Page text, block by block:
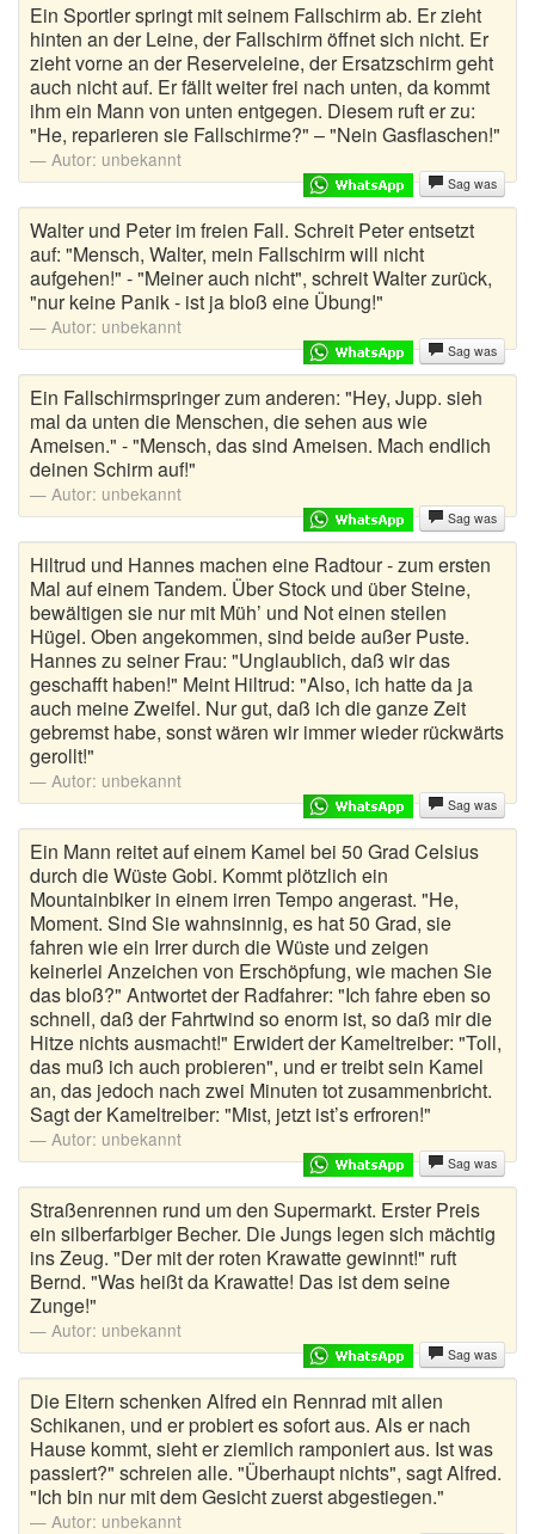
Ein Sportler springt mit seinem Fallschirm ab. Er zieht
hinten an der Leine, der Fallschirm öffnet sich nicht. Er
zieht vorne an der Reserveleine, der Ersatzschirm geht
auch nicht auf. Er fällt weiter frei nach unten, da kommt
ihm ein Mann von unten entgegen. Diesem ruft er zu:
"He, reparieren sie Fallschirme?" – "Nein Gasflaschen!"
Autor: unbekannt
Sag was
Walter und Peter im freien Fall. Schreit Peter entsetzt
auf: "Mensch, Walter, mein Fallschirm will nicht
aufgehen!" - "Meiner auch nicht", schreit Walter zurück,
"nur keine Panik - ist ja bloß eine Übung!"
Autor: unbekannt
Sag was
Ein Fallschirmspringer zum anderen: "Hey, Jupp. sieh
mal da unten die Menschen, die sehen aus wie
Ameisen." - "Mensch, das sind Ameisen. Mach endlich
deinen Schirm auf!"
Autor: unbekannt
Sag was
Hiltrud und Hannes machen eine Radtour - zum ersten
Mal auf einem Tandem. Über Stock und über Steine,
bewältigen sie nur mit Müh’ und Not einen steilen
Hügel. Oben angekommen, sind beide außer Puste.
Hannes zu seiner Frau: "Unglaublich, daß wir das
geschafft haben!" Meint Hiltrud: "Also, ich hatte da ja
auch meine Zweifel. Nur gut, daß ich die ganze Zeit
gebremst habe, sonst wären wir immer wieder rückwärts
gerollt!"
Autor: unbekannt
Sag was
Ein Mann reitet auf einem Kamel bei 50 Grad Celsius
durch die Wüste Gobi. Kommt plötzlich ein
Mountainbiker in einem irren Tempo angerast. "He,
Moment. Sind Sie wahnsinnig, es hat 50 Grad, sie
fahren wie ein Irrer durch die Wüste und zeigen
keinerlei Anzeichen von Erschöpfung, wie machen Sie
das bloß?" Antwortet der Radfahrer: "Ich fahre eben so
schnell, daß der Fahrtwind so enorm ist, so daß mir die
Hitze nichts ausmacht!" Erwidert der Kameltreiber: "Toll,
das muß ich auch probieren", und er treibt sein Kamel
an, das jedoch nach zwei Minuten tot zusammenbricht.
Sagt der Kameltreiber: "Mist, jetzt ist’s erfroren!"
Autor: unbekannt
Sag was
Straßenrennen rund um den Supermarkt. Erster Preis
ein silberfarbiger Becher. Die Jungs legen sich mächtig
ins Zeug. "Der mit der roten Krawatte gewinnt!" ruft
Bernd. "Was heißt da Krawatte! Das ist dem seine
Zunge!"
Autor: unbekannt
Sag was
Die Eltern schenken Alfred ein Rennrad mit allen
Schikanen, und er probiert es sofort aus. Als er nach
Hause kommt, sieht er ziemlich ramponiert aus. Ist was
passiert?" schreien alle. "Überhaupt nichts", sagt Alfred.
"Ich bin nur mit dem Gesicht zuerst abgestiegen."
Autor: unbekannt